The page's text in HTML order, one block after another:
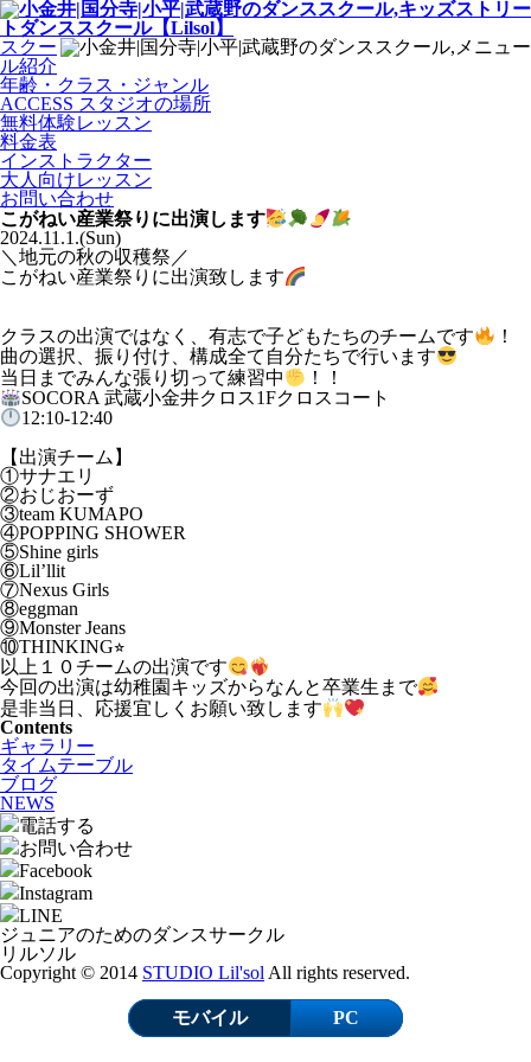
スクー
ル紹介
年齢・クラス・ジャンル
ACCESS スタジオの場所
無料体験レッスン
料金表
インストラクター
大人向けレッスン
お問い合わせ
こがねい産業祭りに出演します
2024.11.1.(Sun)
＼地元の秋の収穫祭／
こがねい産業祭りに出演致します
クラスの出演ではなく、有志で子どもたちのチームです
！
曲の選択、振り付け、構成全て自分たちで行います
当日までみんな張り切って練習中
！！
SOCORA 武蔵小金井クロス1Fクロスコート
12:10-12:40
【出演チーム】
①サナエリ
②おじおーず
③team KUMAPO
④POPPING SHOWER
⑤Shine girls
⑥Lil’llit
⑦Nexus Girls
⑧eggman
⑨Monster Jeans
⑩THINKING⭐︎
以上１０チームの出演です
今回の出演は幼稚園キッズからなんと卒業生まで
是非当日、応援宜しくお願い致します
Contents
ギャラリー
タイムテーブル
ブログ
NEWS
電話する
お問い合わせ
Facebook
Instagram
LINE
ジュニアのためのダンスサークル
リルソル
Copyright © 2014 STUDIO Lil'sol All rights reserved.
モバイル PC